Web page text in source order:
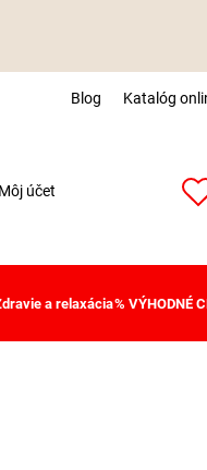
Blog Katalóg
Môj účet
a relaxácia% VÝHODNÉ